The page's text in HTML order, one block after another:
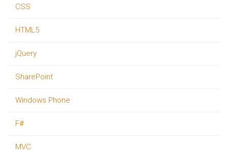
CSS
HTML5
jQuery
SharePoint
Windows Phone
F#
MVC